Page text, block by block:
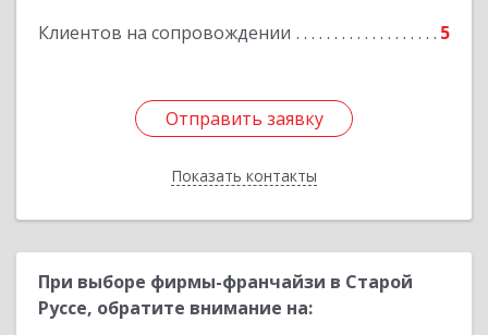
Клиентов на сопровождении 5
Отправить заявку
Показать контакты
Отправить заявку
Назад
При выборе фирмы-франчайзи в Старой
Руссе, обратите внимание на: